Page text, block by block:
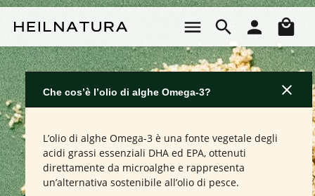
Il
Che cos’è l’olio di alghe Omega-3?
L’olio di alghe Omega-3 è una fonte vegetale degli
acidi grassi essenziali DHA ed EPA, ottenuti
direttamente da microalghe e rappresenta
un’alternativa sostenibile all’olio di pesce.